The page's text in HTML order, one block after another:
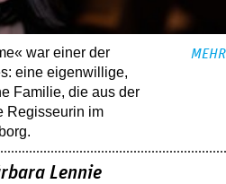
war einer der
eine eigenwillige,
­Familie, die aus der
Regisseurin im
MEHR
Lennie